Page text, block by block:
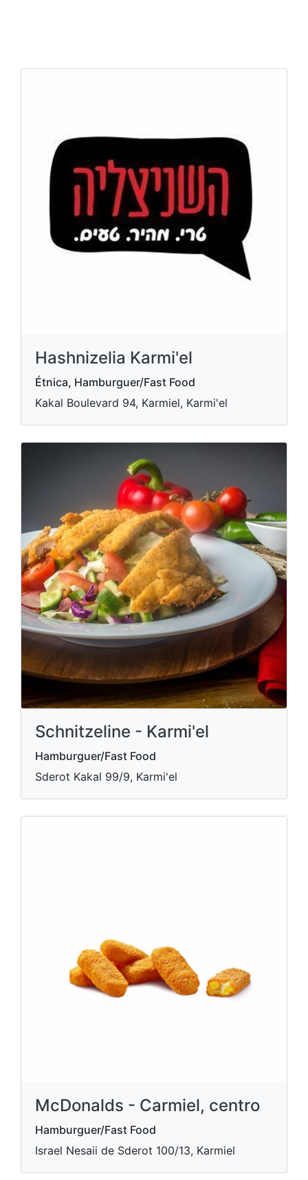
Hashnizelia Karmi'el
Étnica, Hamburguer/Fast Food
Kakal Boulevard 94, Karmiel, Karmi'el
Schnitzeline - Karmi'el
Hamburguer/Fast Food
Sderot Kakal 99/9, Karmi'el
McDonalds - Carmiel, centro
Hamburguer/Fast Food
Israel Nesaii de Sderot 100/13, Karmiel